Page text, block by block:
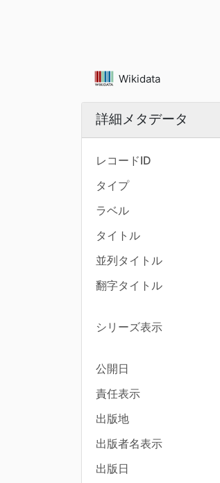
Wikidata
詳細メタデータ
レコードID
タイプ
ラベル
タイトル
並列タイトル
翻字タイトル
シリーズ表示
公開日
責任表示
出版地
出版者名表示
出版日